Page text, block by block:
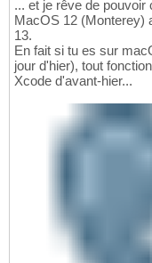
... et je rêve de
MacOS 12 (Monterey)
13.
En fait si tu es sur
jour d'hier), tout
Xcode d'avant-hier...